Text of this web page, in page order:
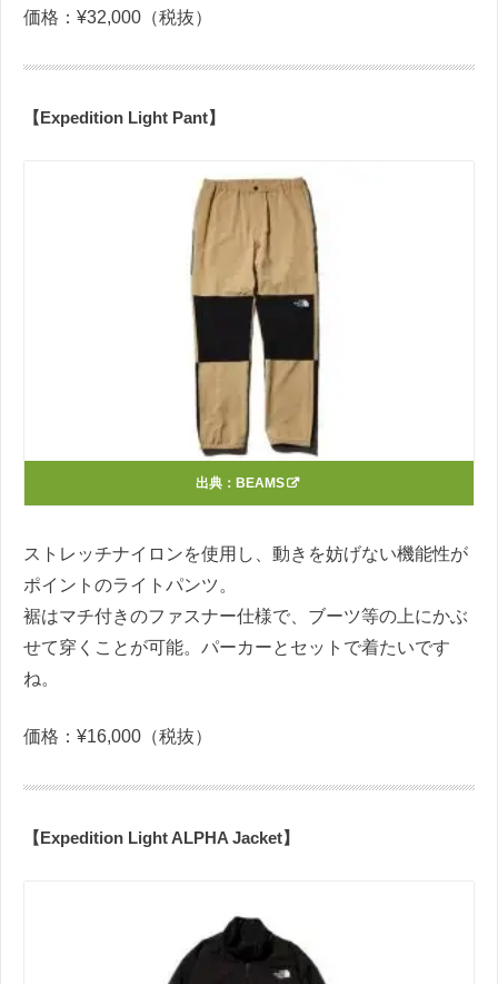
価格：¥32,000（税抜）
【Expedition Light Pant】
出典： BEAMS
ストレッチナイロンを使用し、動きを妨げない機能性が
ポイントのライトパンツ。
裾はマチ付きのファスナー仕様で、ブーツ等の上にかぶ
せて穿くことが可能。パーカーとセットで着たいです
ね。
価格：¥16,000（税抜）
【Expedition Light ALPHA Jacket】